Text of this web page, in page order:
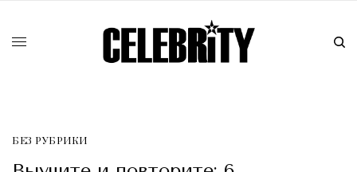
БЕЗ РУБРИКИ